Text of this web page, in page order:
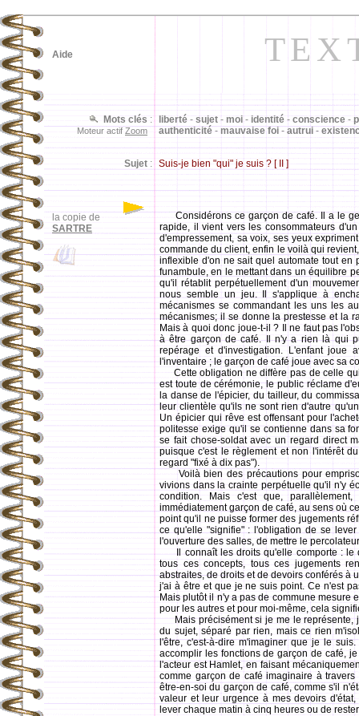
la copie de
SARTRE
liberté - sujet - moi - identité - conscience -
authenticité - mauvaise foi - autrui -
Mots clés :
Moteur actif Zoom
Sujet : Suis-je bien "qui" je suis ? [ II ]
Aide
Considérons ce garçon de café. Il a le
rapide, il vient vers les consommateurs
d'empressement, sa voix, ses yeux
commande du client, enfin le voilà qui
inflexible d'on ne sait quel automate tout en
funambule, en le mettant dans un équilibre
qu'il rétablit perpétuellement d'un
nous semble un jeu. Il s'applique à
mécanismes se commandant les uns les
mécanismes; il se donne la prestesse et la
Mais à quoi donc joue-t-il ? Il ne faut pas
à être garçon de café. Il n'y a rien là qui
repérage et d'investigation. L'enfant joue
l'inventaire ; le garçon de café joue avec sa
Cette obligation ne diffère pas de celle
est toute de cérémonie, le public réclame
la danse de l'épicier, du tailleur, du
leur clientèle qu'ils ne sont rien d'autre
Un épicier qui rêve est offensant pour
politesse exige qu'il se contienne dans sa
se fait chose-soldat avec un regard direct
puisque c'est le règlement et non l'intérêt
regard "fixé à dix pas").
Voilà bien des précautions pour
vivions dans la crainte perpétuelle qu'il n'y
condition. Mais c'est que,
immédiatement garçon de café, au sens où
point qu'il ne puisse former des jugements
ce qu'elle "signifie" : l'obligation de se
l'ouverture des salles, de mettre le
Il connaît les droits qu'elle comporte : le
tous ces concepts, tous ces jugements
abstraites, de droits et de devoirs conférés à
j'ai à être et que je ne suis point. Ce n'est
Mais plutôt il n'y a pas de commune mesure
pour les autres et pour moi-même, cela
Mais précisément si je me le représente,
du sujet, séparé par rien, mais ce rien
l'être, c'est-à-dire m'imaginer que je le
accomplir les fonctions de garçon de café,
l'acteur est Hamlet, en faisant
comme garçon de café imaginaire à
être-en-soi du garçon de café, comme s'il
valeur et leur urgence à mes devoirs
lever chaque matin à cinq heures ou de